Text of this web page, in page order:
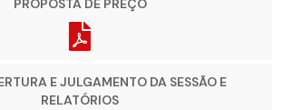
PROPOSTA DE PREÇO
E JULGAMENTO DA SESSÃO E
RELATÓRIOS